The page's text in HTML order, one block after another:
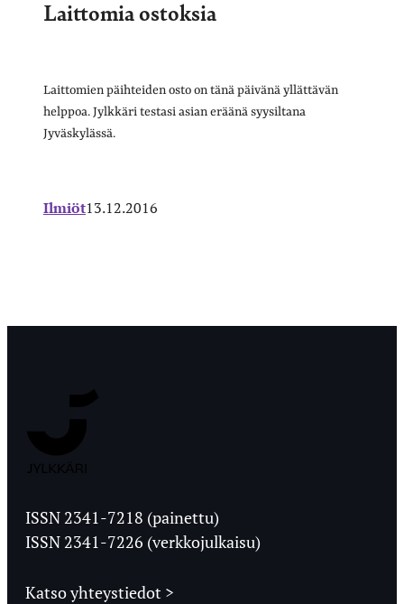
Laittomia ostoksia
Laittomien päihteiden osto on tänä päivänä yllättävän
helppoa. Jylkkäri testasi asian eräänä syysiltana
Jyväskylässä.
Ilmiöt13.12.2016
Ylioppilaslehti
ISSN 2341-7218 (painettu)
ISSN 2341-7226 (verkkojulkaisu)
Katso yhteystiedot >